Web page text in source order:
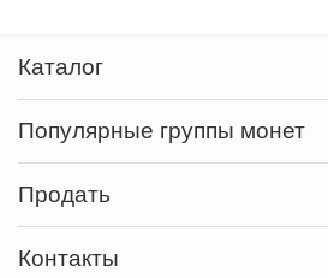
Каталог
Популярные группы монет
Продать
Контакты